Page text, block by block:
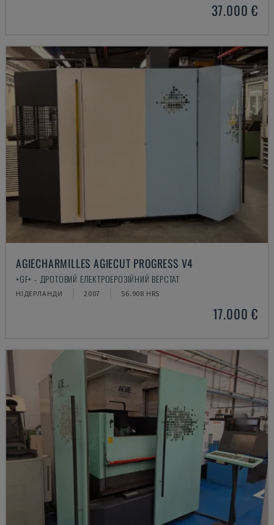
37.000 €
AGIECHARMILLES AGIECUT PROGRESS V4
+GF+ - ДРОТОВИЙ ЕЛЕКТРОЕРОЗІЙНИЙ ВЕРСТАТ
НІДЕРЛАНДИ 2007 56.908 HRS
17.000 €